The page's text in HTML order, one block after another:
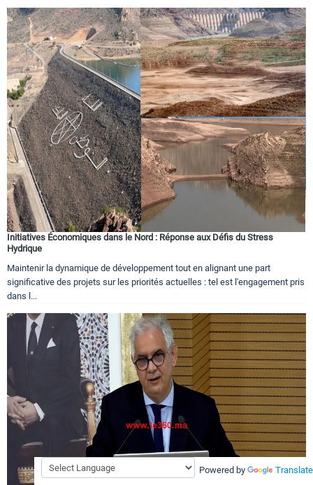
Initiatives Économiques dans le Nord : Réponse aux Défis du Stress
Hydrique
Maintenir la dynamique de développement tout en alignant une part
significative des projets sur les priorités actuelles : tel est l'engagement pris
dans l...
Powered by Translate